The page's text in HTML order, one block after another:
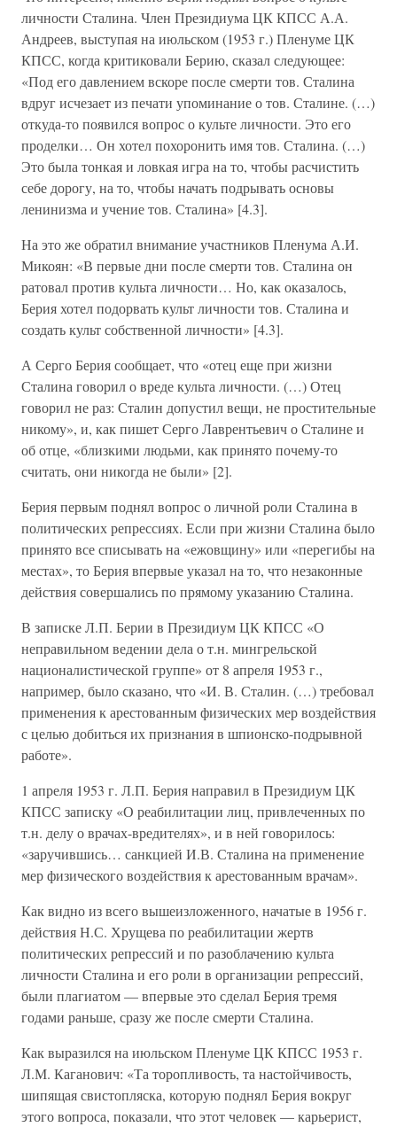
личности Сталина. Член Президиума ЦК КПСС А.А.
Андреев, выступая на июльском (1953 г.) Пленуме ЦК
КПСС, когда критиковали Берию, сказал следующее:
«Под его давлением вскоре после смерти тов. Сталина
вдруг исчезает из печати упоминание о тов. Сталине. (…)
откуда-то появился вопрос о культе личности. Это его
проделки… Он хотел похоронить имя тов. Сталина. (…)
Это была тонкая и ловкая игра на то, чтобы расчистить
себе дорогу, на то, чтобы начать подрывать основы
ленинизма и учение тов. Сталина» [4.3].
На это же обратил внимание участников Пленума А.И.
Микоян: «В первые дни после смерти тов. Сталина он
ратовал против культа личности… Но, как оказалось,
Берия хотел подорвать культ личности тов. Сталина и
создать культ собственной личности» [4.3].
А Серго Берия сообщает, что «отец еще при жизни
Сталина говорил о вреде культа личности. (…) Отец
говорил не раз: Сталин допустил вещи, не простительные
никому», и, как пишет Серго Лаврентьевич о Сталине и
об отце, «близкими людьми, как принято почему-то
считать, они никогда не были» [2].
Берия первым поднял вопрос о личной роли Сталина в
политических репрессиях. Если при жизни Сталина было
принято все списывать на «ежовщину» или «перегибы на
местах», то Берия впервые указал на то, что незаконные
действия совершались по прямому указанию Сталина.
В записке Л.П. Берии в Президиум ЦК КПСС «О
неправильном ведении дела о т.н. мингрельской
националистической группе» от 8 апреля 1953 г.,
например, было сказано, что «И. В. Сталин. (…) требовал
применения к арестованным физических мер воздействия
с целью добиться их признания в шпионско-подрывной
работе».
1 апреля 1953 г. Л.П. Берия направил в Президиум ЦК
КПСС записку «О реабилитации лиц, привлеченных по
т.н. делу о врачах-вредителях», и в ней говорилось:
«заручившись… санкцией И.В. Сталина на применение
мер физического воздействия к арестованным врачам».
Как видно из всего вышеизложенного, начатые в 1956 г.
действия Н.С. Хрущева по реабилитации жертв
политических репрессий и по разоблачению культа
личности Сталина и его роли в организации репрессий,
были плагиатом — впервые это сделал Берия тремя
годами раньше, сразу же после смерти Сталина.
Как выразился на июльском Пленуме ЦК КПСС 1953 г.
Л.М. Каганович: «Та торопливость, та настойчивость,
шипящая свистопляска, которую поднял Берия вокруг
этого вопроса, показали, что этот человек — карьерист,